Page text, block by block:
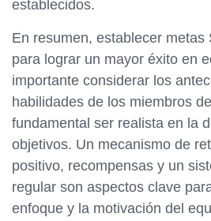
establecidos.
En resumen, establecer metas
para lograr un mayor éxito en
importante considerar los
habilidades de los miembros
fundamental ser realista en la
objetivos. Un mecanismo de
positivo, recompensas y un
regular son aspectos clave
enfoque y la motivación del